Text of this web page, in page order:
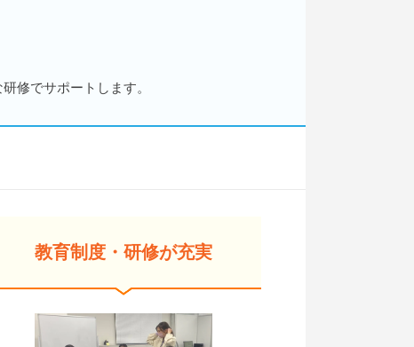
修でサポートします。
教育制度・研修が充実